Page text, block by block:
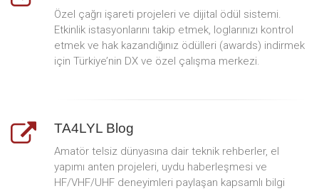
Özel çağrı işareti projeleri ve dijital ödül sistemi.
Etkinlik istasyonlarını takip etmek, loglarınızı kontrol
etmek ve hak kazandığınız ödülleri (awards) indirmek
için Türkiye’nin DX ve özel çalışma merkezi.
TA4LYL Blog
Amatör telsiz dünyasına dair teknik rehberler, el
yapımı anten projeleri, uydu haberleşmesi ve
HF/VHF/UHF deneyimleri paylaşan kapsamlı bilgi